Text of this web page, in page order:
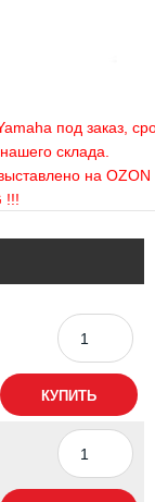
под заказ,
склада.
на OZON
!!!
КУПИТЬ